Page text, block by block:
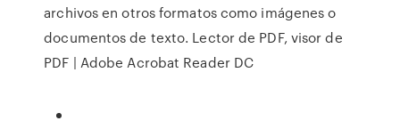
archivos en otros formatos como imágenes o
documentos de texto. Lector de PDF, visor de
PDF | Adobe Acrobat Reader DC